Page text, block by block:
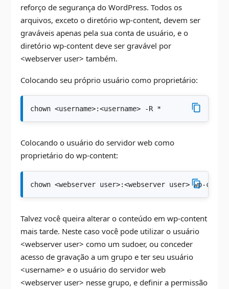
reforço de segurança do WordPress. Todos os
arquivos, exceto o diretório wp-content, devem ser
graváveis ​​apenas pela sua conta de usuário, e o
diretório wp-content deve ser gravável por
<webserver user> também.
Colocando seu próprio usuário como proprietário:
chown <username>:<username> -R *
Colocando o usuário do servidor web como
proprietário do wp-content:
chown <webserver user>:<webserver user> wp-
Talvez você queira alterar o conteúdo em wp-content
mais tarde. Neste caso você pode utilizar o usuário
<webserver user> como um sudoer, ou conceder
acesso de gravação a um grupo e ter seu usuário
<username> e o usuário do servidor web
<webserver user> nesse grupo, e definir a permissão